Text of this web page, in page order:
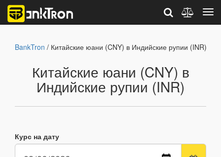
BankTron / Китайские юани (CNY) в Индийские рупии (INR)
Китайские юани (CNY) в
Индийские рупии (INR)
Курс на дату